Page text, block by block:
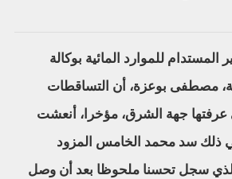
المستدام للموارد المائية بوكالة
مصطفى بوعزة، أن التساقطات
عرفتها جهة الشرق، مؤخرا، أنعشت
ذلك سد محمد الخامس المزود
سجل تحسنا ملحوظا بعد أن وصل